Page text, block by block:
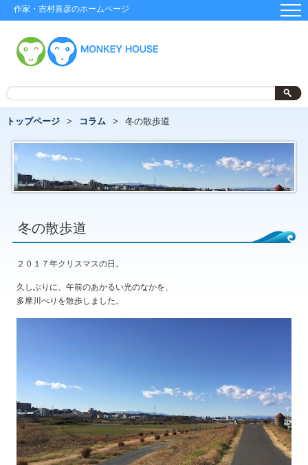
作家・吉村喜彦のホームページ
トップページ コラム 冬の散歩道
冬の散歩道
２０１７年クリスマスの日。
久しぶりに、午前のあかるい光のなかを、
多摩川べりを散歩しました。